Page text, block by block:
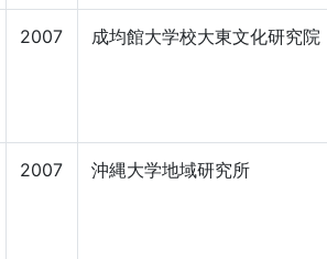
2007 成均館大学校大東文化研究院
2007 沖縄大学地域研究所